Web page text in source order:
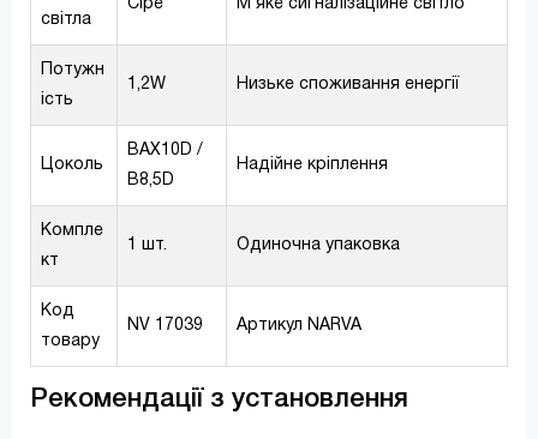
світла
Сіре М’яке сигналізаційне світло
Потужн
ість
1,2W Низьке споживання енергії
Цоколь
BAX10D /
B8,5D
Надійне кріплення
Компле
кт
1 шт. Одиночна упаковка
Код
товару
NV 17039 Артикул NARVA
Рекомендації з установлення